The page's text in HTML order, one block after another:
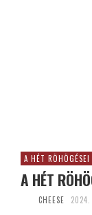
A HÉT RÖHÖGÉSEI
A HÉT
CHEESE 2024.